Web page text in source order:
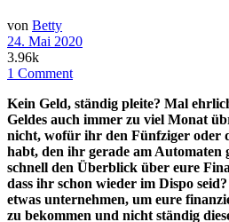
von Betty
24. Mai 2020
3.96k
1 Comment
Kein Geld, ständig pleite? Mal
Geldes auch immer zu viel Monat
nicht, wofür ihr den Fünfziger oder
habt, den ihr gerade am Automaten
schnell den Überblick über eure
dass ihr schon wieder im Dispo
etwas unternehmen, um eure
zu bekommen und nicht ständig